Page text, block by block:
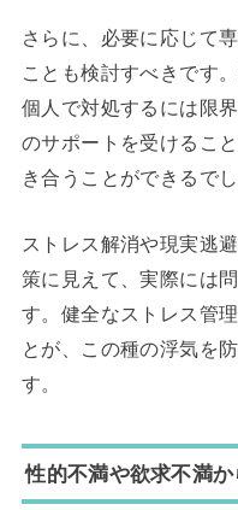
さらに、必要に応じて
ことも検討すべきです
個人で対処するには限
のサポートを受けるこ
き合うことができるでし
ストレス解消や現実逃
策に見えて、実際には
す。健全なストレス管
とが、この種の浮気を
す。
性的不満や欲求不満